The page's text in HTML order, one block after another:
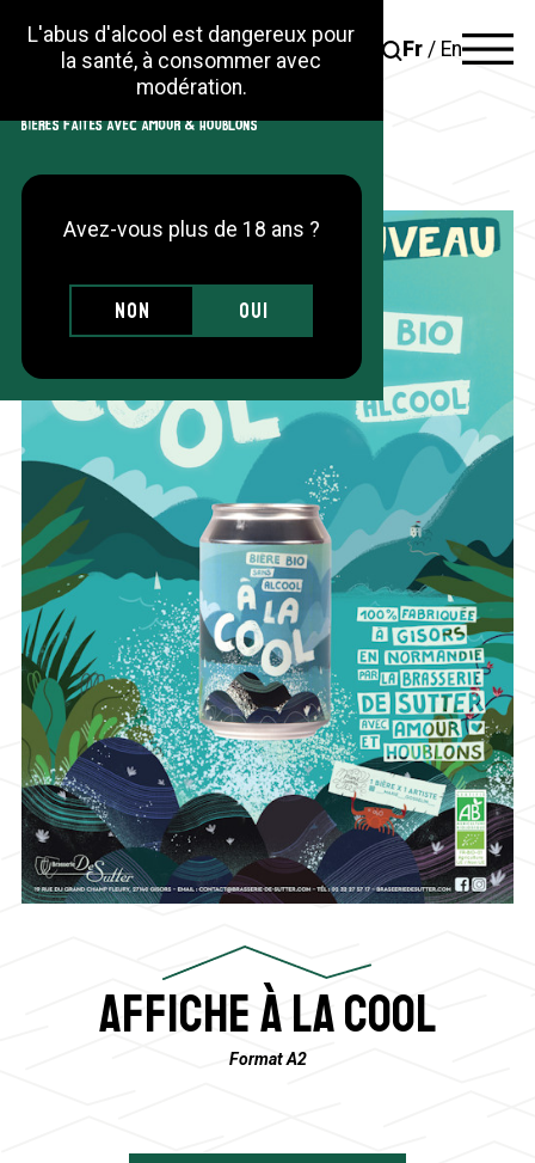
Sur place
Contact
Nos actions RSE
Fr / En
Affiche À LA COOL
Format A2
L'abus d'alcool est dangereux pour
la santé, à consommer avec
modération.
Avez-vous plus de 18 ans ?
Non Oui